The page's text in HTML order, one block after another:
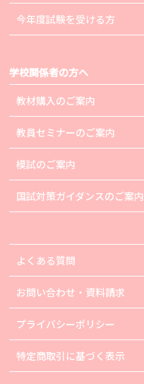
今年度試験を受ける方
学校関係者の方へ
教材購入のご案内
教員セミナーのご案内
模試のご案内
国試対策ガイダンスのご案内
よくある質問
お問い合わせ・資料請求
プライバシーポリシー
特定商取引に基づく表示